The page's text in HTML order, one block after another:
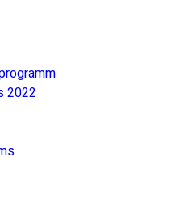
2022